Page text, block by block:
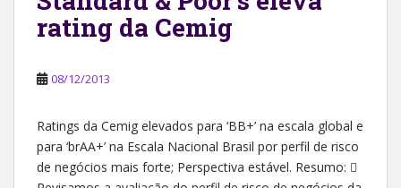
rating da Cemig
08/12/2013
Ratings da Cemig elevados para ‘BB+’ na escala global e
para ‘brAA+’ na Escala Nacional Brasil por perfil de risco
de negócios mais forte; Perspectiva estável. Resumo: 